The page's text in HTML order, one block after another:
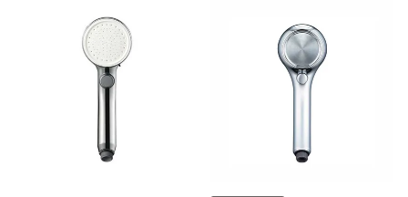
冷暖房家電